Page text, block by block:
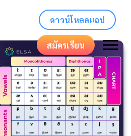
ดาวน์โหลดแอป
สมัครเรียน